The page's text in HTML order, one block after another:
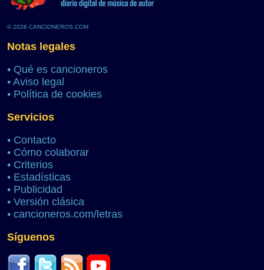
© 2026 CANCIONEROS.COM
Notas legales
• Qué es cancioneros
• Aviso legal
• Política de cookies
Servicios
• Contacto
• Cómo colaborar
• Criterios
• Estadísticas
• Publicidad
• Versión clásica
• cancioneros.com/letras
Síguenos